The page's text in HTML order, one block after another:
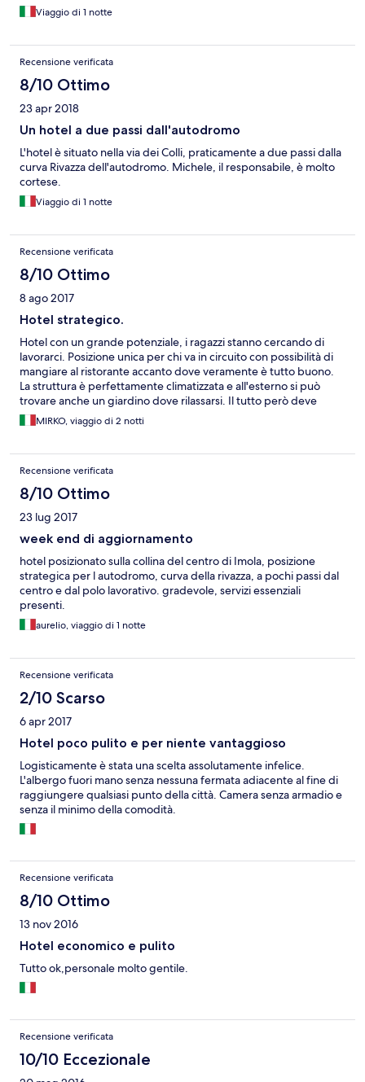
Viaggio di 1 notte
Recensione verificata
8/10 Ottimo
23 apr 2018
Un hotel a due passi dall'autodromo
L'hotel è situato nella via dei Colli, praticamente a due passi dalla
curva Rivazza dell'autodromo. Michele, il responsabile, è molto
cortese.
Viaggio di 1 notte
Recensione verificata
8/10 Ottimo
8 ago 2017
Hotel strategico.
Hotel con un grande potenziale, i ragazzi stanno cercando di
lavorarci. Posizione unica per chi va in circuito con possibilità di
mangiare al ristorante accanto dove veramente è tutto buono.
La struttura è perfettamente climatizzata e all'esterno si può
trovare anche un giardino dove rilassarsi. Il tutto però deve
avere un seguito di rinnovamento, per chi non ha grandi pretese
e per chi si reca in circuito è buono. Io personalmente ci tornerò.
MIRKO, viaggio di 2 notti
Recensione verificata
8/10 Ottimo
23 lug 2017
week end di aggiornamento
hotel posizionato sulla collina del centro di Imola, posizione
strategica per l autodromo, curva della rivazza, a pochi passi dal
centro e dal polo lavorativo. gradevole, servizi essenziali
presenti.
aurelio, viaggio di 1 notte
Recensione verificata
2/10 Scarso
6 apr 2017
Hotel poco pulito e per niente vantaggioso
Logisticamente è stata una scelta assolutamente infelice.
L'albergo fuori mano senza nessuna fermata adiacente al fine di
raggiungere qualsiasi punto della città. Camera senza armadio e
senza il minimo della comodità.
Recensione verificata
8/10 Ottimo
13 nov 2016
Hotel economico e pulito
Tutto ok,personale molto gentile.
Recensione verificata
10/10 Eccezionale